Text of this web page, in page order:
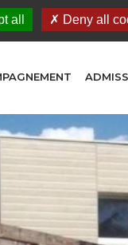
all Deny all